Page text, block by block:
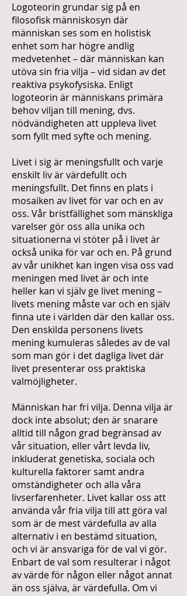
Logoteorin grundar sig på en
filosofisk människosyn där
människan ses som en holistisk
enhet som har högre andlig
medvetenhet – där människan kan
utöva sin fria vilja – vid sidan av det
reaktiva psykofysiska. Enligt
logoteorin är människans primära
behov viljan till mening, dvs.
nödvändigheten att uppleva livet
som fyllt med syfte och mening.
Livet i sig är meningsfullt och varje
enskilt liv är värdefullt och
meningsfullt. Det finns en plats i
mosaiken av livet för var och en av
oss. Vår bristfällighet som mänskliga
varelser gör oss alla unika och
situationerna vi stöter på i livet är
också unika för var och en. På grund
av vår unikhet kan ingen visa oss vad
meningen med livet är och inte
heller kan vi själv ge livet mening –
livets mening måste var och en själv
finna ute i världen där den kallar oss.
Den enskilda personens livets
mening kumuleras således av de val
som man gör i det dagliga livet där
livet presenterar oss praktiska
valmöjligheter.
Människan har fri vilja. Denna vilja är
dock inte absolut; den är snarare
alltid till någon grad begränsad av
vår situation, eller vårt levda liv,
inkluderat genetiska, sociala och
kulturella faktorer samt andra
omständigheter och alla våra
livserfarenheter. Livet kallar oss att
använda vår fria vilja till att göra val
som är de mest värdefulla av alla
alternativ i en bestämd situation,
och vi är ansvariga för de val vi gör.
Enbart de val som resulterar i något
av värde för någon eller något annat
än oss själva, är värdefulla. Om vi ​